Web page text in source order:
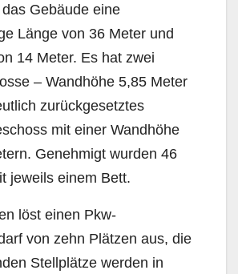
Gebäude eine
Länge von 36 Meter und
14 Meter. Es hat zwei
– Wandhöhe 5,85 Meter
zurückgesetztes
mit einer Wandhöhe
Genehmigt wurden 46
jeweils einem Bett.
löst einen Pkw-
von zehn Plätzen aus, die
Stellplätze werden in